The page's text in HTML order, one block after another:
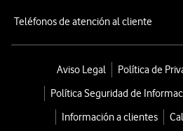
Teléfonos de atención al cliente
Aviso Legal
Política de
Política Seguridad de
Información a clientes